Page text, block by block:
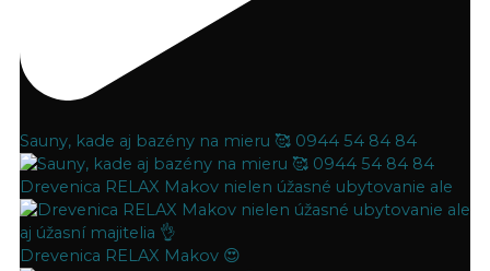
Sauny, kade aj bazény na mieru 🥰 0944 54 84 84
Drevenica RELAX Makov nielen úžasné ubytovanie ale
Drevenica RELAX Makov 😍